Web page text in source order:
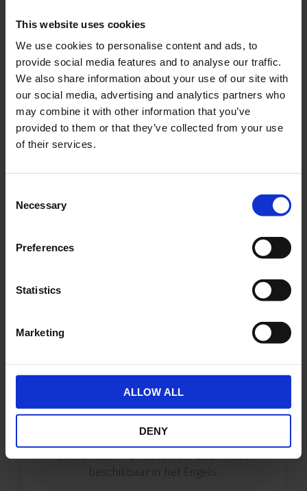
This website uses cookies
We use cookies to personalise content and ads, to
provide social media features and to analyse our traffic.
We also share information about your use of our site with
our social media, advertising and analytics partners who
may combine it with other information that you’ve
provided to them or that they’ve collected from your use
of their services.
Selection
Necessary
Preferences
Statistics
Marketing
ALLOW ALL
DENY
1 oktober 2021 - 30 september 2022. Alleen
beschikbaar in het Engels.
Annual report 2021
1 oktober 2020 - 30 september 2021. Alleen
beschikbaar in het Engels.
Jaarrekeningen ER Capital NV
de voormalige vennootschap ER Capital NV. Deze
vennootschap is als onderdeel van de reverse
listing opgegaan in de nieuwe beursgenoteerde
onderneming, het voormalige Titan NV. Mocht u
Relations team van ER Capital.
Jaarrekening 2024
1 januari 2024 – 31 december 2024. Alleen
beschikbaar in het Engels.